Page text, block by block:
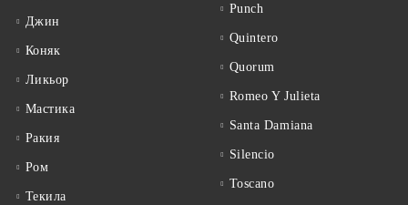
Джин
Коняк
Ликьор
Мастика
Ракия
Ром
Текила
Punch
Quintero
Quorum
Romeo Y Julieta
Santa Damiana
Silencio
Toscano